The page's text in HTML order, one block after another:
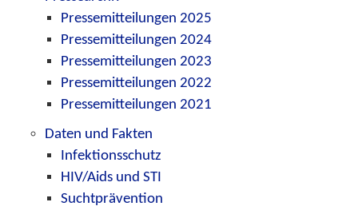
Pressemitteilungen 2025
Pressemitteilungen 2024
Pressemitteilungen 2023
Pressemitteilungen 2022
Pressemitteilungen 2021
Daten und Fakten
Infektionsschutz
HIV/Aids und STI
Suchtprävention